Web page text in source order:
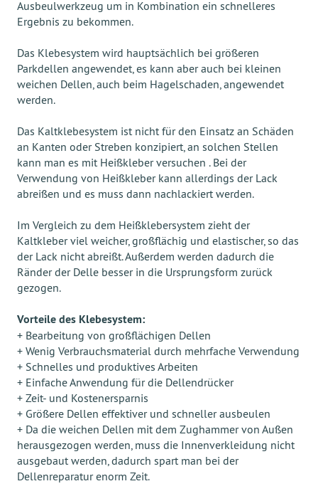
Ausbeulwerkzeug um in Kombination ein schnelleres
Ergebnis zu bekommen.
Das Klebesystem wird hauptsächlich bei größeren
Parkdellen angewendet, es kann aber auch bei kleinen
weichen Dellen, auch beim Hagelschaden, angewendet
werden.
Das Kaltklebesystem ist nicht für den Einsatz an Schäden
an Kanten oder Streben konzipiert, an solchen Stellen
kann man es mit Heißkleber versuchen . Bei der
Verwendung von Heißkleber kann allerdings der Lack
abreißen und es muss dann nachlackiert werden.
Im Vergleich zu dem Heißklebersystem zieht der
Kaltkleber viel weicher, großflächig und elastischer, so das
der Lack nicht abreißt. Außerdem werden dadurch die
Ränder der Delle besser in die Ursprungsform zurück
gezogen.
Vorteile des Klebesystem:
+ Bearbeitung von großflächigen Dellen
+ Wenig Verbrauchsmaterial durch mehrfache Verwendung
+ Schnelles und produktives Arbeiten
+ Einfache Anwendung für die Dellendrücker
+ Zeit- und Kostenersparnis
+ Größere Dellen effektiver und schneller ausbeulen
+ Da die weichen Dellen mit dem Zughammer von Außen
herausgezogen werden, muss die Innenverkleidung nicht
ausgebaut werden, dadurch spart man bei der
Dellenreparatur enorm Zeit.